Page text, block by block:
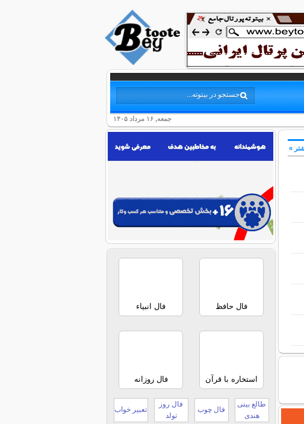
جمعه, ۱۶ مرداد ۱۴۰۵
»
فال حافظ فال انبیاء
استخاره با قرآن فال روزانه
طالع بینی
هندی
فال چوب
فال روز
تولد
تعبیر خواب